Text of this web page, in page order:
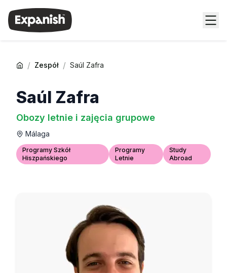
/ Zespół / Saúl Zafra
Saúl Zafra
Obozy letnie i zajęcia grupowe
Málaga
Programy Szkół
Hiszpańskiego
Programy
Letnie
Study
Abroad